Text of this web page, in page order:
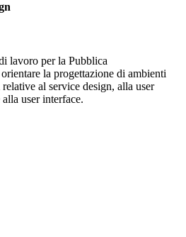
lavoro per la Pubblica
la progettazione di ambienti
al service design, alla user
user interface.